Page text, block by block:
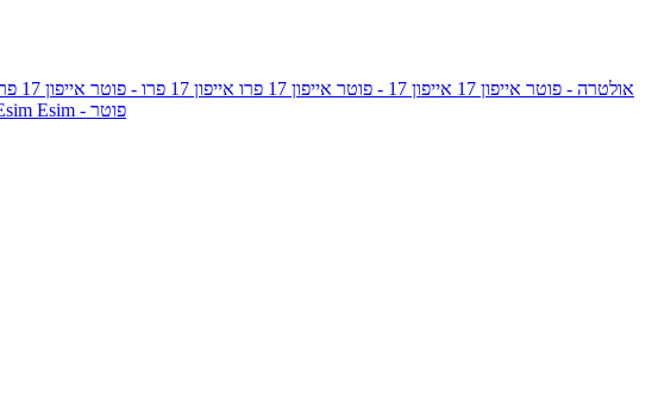
גלקסי S26 אולטרה - פוטר אייפון 17 אייפון 17 - פוטר אייפון 17 פרו אייפון 17 פרו - פוטר אייפון 17 פרו מקס
Esim - פוטר